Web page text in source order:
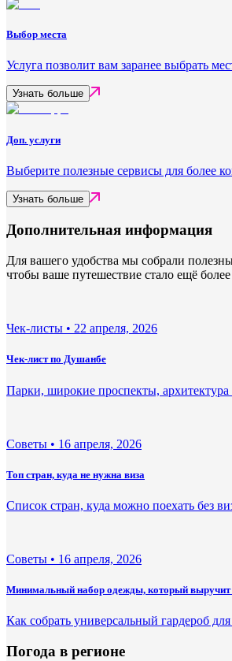
Выбор места
Услуга позволит вам заранее выбрать
Узнать больше
Доп. услуги
Выберите полезные сервисы для более
Узнать больше
Дополнительная информация
Для вашего удобства мы собрали
чтобы ваше путешествие стало ещё
Чек-листы • 22 апреля, 2026
Чек-лист по Душанбе
Парки, широкие проспекты,
Советы • 16 апреля, 2026
Топ стран, куда не нужна виза
Список стран, куда можно поехать без
Советы • 16 апреля, 2026
Минимальный набор одежды, который выручит
Как собрать универсальный гардероб
Погода в регионе